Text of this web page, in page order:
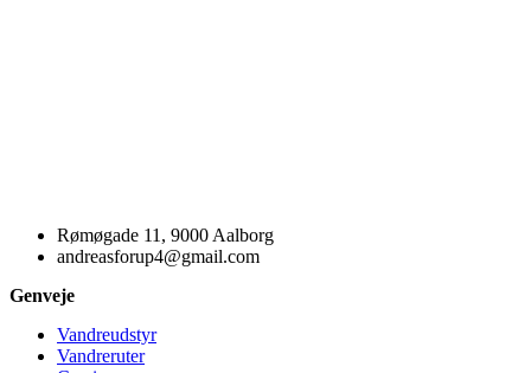
Rømøgade 11, 9000 Aalborg
andreasforup4@gmail.com
Genveje
Vandreudstyr
Vandreruter